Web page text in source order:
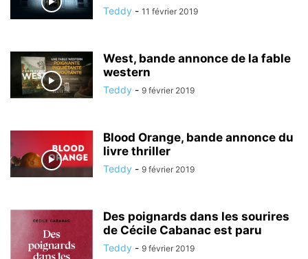
Teddy - 11 février 2019
West, bande annonce de la fable
western
Teddy - 9 février 2019
Blood Orange, bande annonce du
livre thriller
Teddy - 9 février 2019
Des poignards dans les sourires
de Cécile Cabanac est paru
Teddy - 9 février 2019